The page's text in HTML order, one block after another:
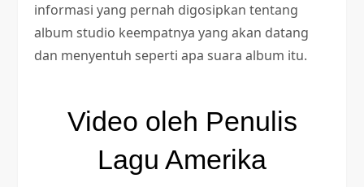
informasi yang pernah digosipkan tentang
album studio keempatnya yang akan datang
dan menyentuh seperti apa suara album itu.
Video oleh Penulis
Lagu Amerika